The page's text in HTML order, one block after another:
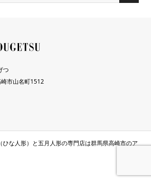
つ
市山名町1512
ひな人形）と五月人形の専門店は群馬県高崎市のア